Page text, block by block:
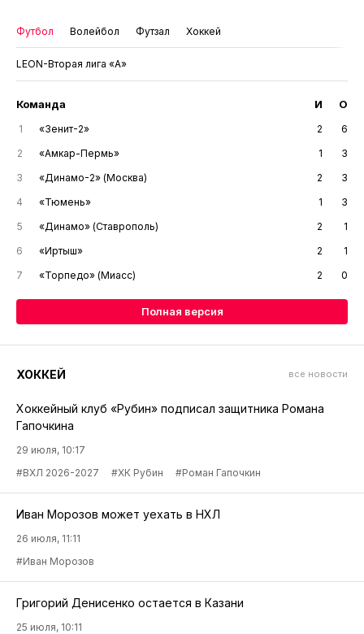
Футбол Волейбол Футзал Хоккей
LEON-Вторая лига «А»
Команда И О
1 «Зенит-2» 2
6
2
«Амкар-Пермь» 1
3
3
«Динамо-2» (Москва) 2
3
4
«Тюмень» 1
3
5
«Динамо» (Ставрополь) 2
1
6
«Иртыш» 2
1
7
«Торпедо» (Миасс) 2 0
Полная версия
ХОККЕЙ все новости
Хоккейный клуб «Рубин» подписал защитника Романа
Гапочкина
29 июля, 10:17
#ВХЛ 2026-2027
#ХК Рубин #Роман Гапочкин
Иван Морозов может уехать в НХЛ
26 июля, 11:11
#Иван Морозов
Григорий Денисенко остается в Казани
25 июля, 10:11